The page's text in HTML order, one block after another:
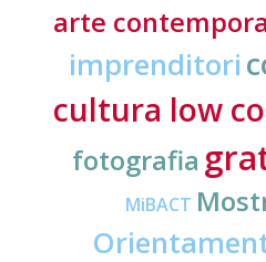
arte
imprenditori
cultura low
fotografia
MiBACT